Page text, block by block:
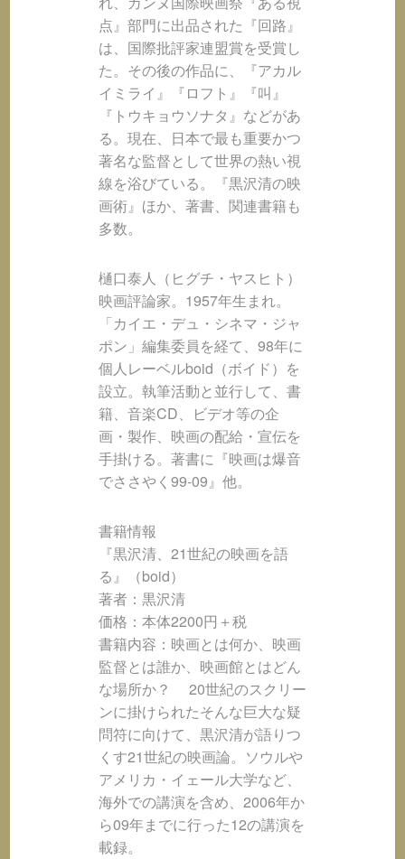
点』部門に出品された『回路』
は、国際批評家連盟賞を受賞し
た。その後の作品に、『アカル
イミライ』『ロフト』『叫』
『トウキョウソナタ』などがあ
る。現在、日本で最も重要かつ
著名な監督として世界の熱い視
線を浴びている。『黒沢清の映
画術』ほか、著書、関連書籍も
多数。
樋口泰人（ヒグチ・ヤスヒト）
映画評論家。1957年生まれ。
「カイエ・デュ・シネマ・ジャ
ポン」編集委員を経て、98年に
個人レーベルboid（ボイド）を
設立。執筆活動と並行して、書
籍、音楽CD、ビデオ等の企
画・製作、映画の配給・宣伝を
手掛ける。著書に『映画は爆音
でささやく99-09』他。
書籍情報
『黒沢清、21世紀の映画を語
る』（boid）
著者：黒沢清
価格：本体2200円＋税
書籍内容：映画とは何か、映画
監督とは誰か、映画館とはどん
な場所か？ 20世紀のスクリー
ンに掛けられたそんな巨大な疑
問符に向けて、黒沢清が語りつ
くす21世紀の映画論。ソウルや
アメリカ・イェール大学など、
海外での講演を含め、2006年か
ら09年までに行った12の講演を
載録。